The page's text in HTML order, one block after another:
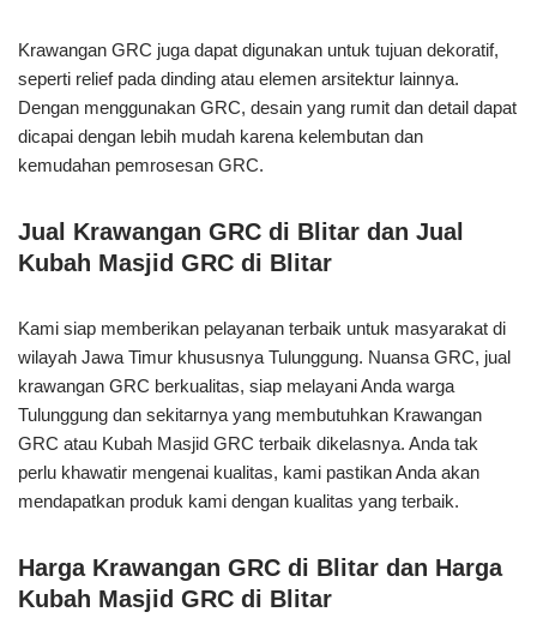
Krawangan GRC juga dapat digunakan untuk tujuan dekoratif,
seperti relief pada dinding atau elemen arsitektur lainnya.
Dengan menggunakan GRC, desain yang rumit dan detail dapat
dicapai dengan lebih mudah karena kelembutan dan
kemudahan pemrosesan GRC.
Jual Krawangan GRC di Blitar dan Jual
Kubah Masjid GRC di Blitar
Kami siap memberikan pelayanan terbaik untuk masyarakat di
wilayah Jawa Timur khususnya Tulunggung. Nuansa GRC, jual
krawangan GRC berkualitas, siap melayani Anda warga
Tulunggung dan sekitarnya yang membutuhkan Krawangan
GRC atau Kubah Masjid GRC terbaik dikelasnya. Anda tak
perlu khawatir mengenai kualitas, kami pastikan Anda akan
mendapatkan produk kami dengan kualitas yang terbaik.
Harga Krawangan GRC di Blitar dan Harga
Kubah Masjid GRC di Blitar